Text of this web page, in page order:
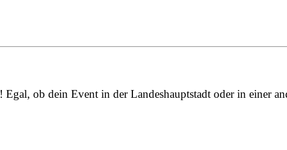
! Egal, ob dein Event in der Landeshauptstadt oder in einer